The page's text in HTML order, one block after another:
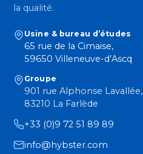
la qualité.
Usine & bureau d’études
65 rue de la Cimaise,
59650 Villeneuve-d’Ascq
Groupe
901 rue Alphonse Lavallée,
83210 La Farlède
+33 (0)9 72 51 89 89
info@hybster.com